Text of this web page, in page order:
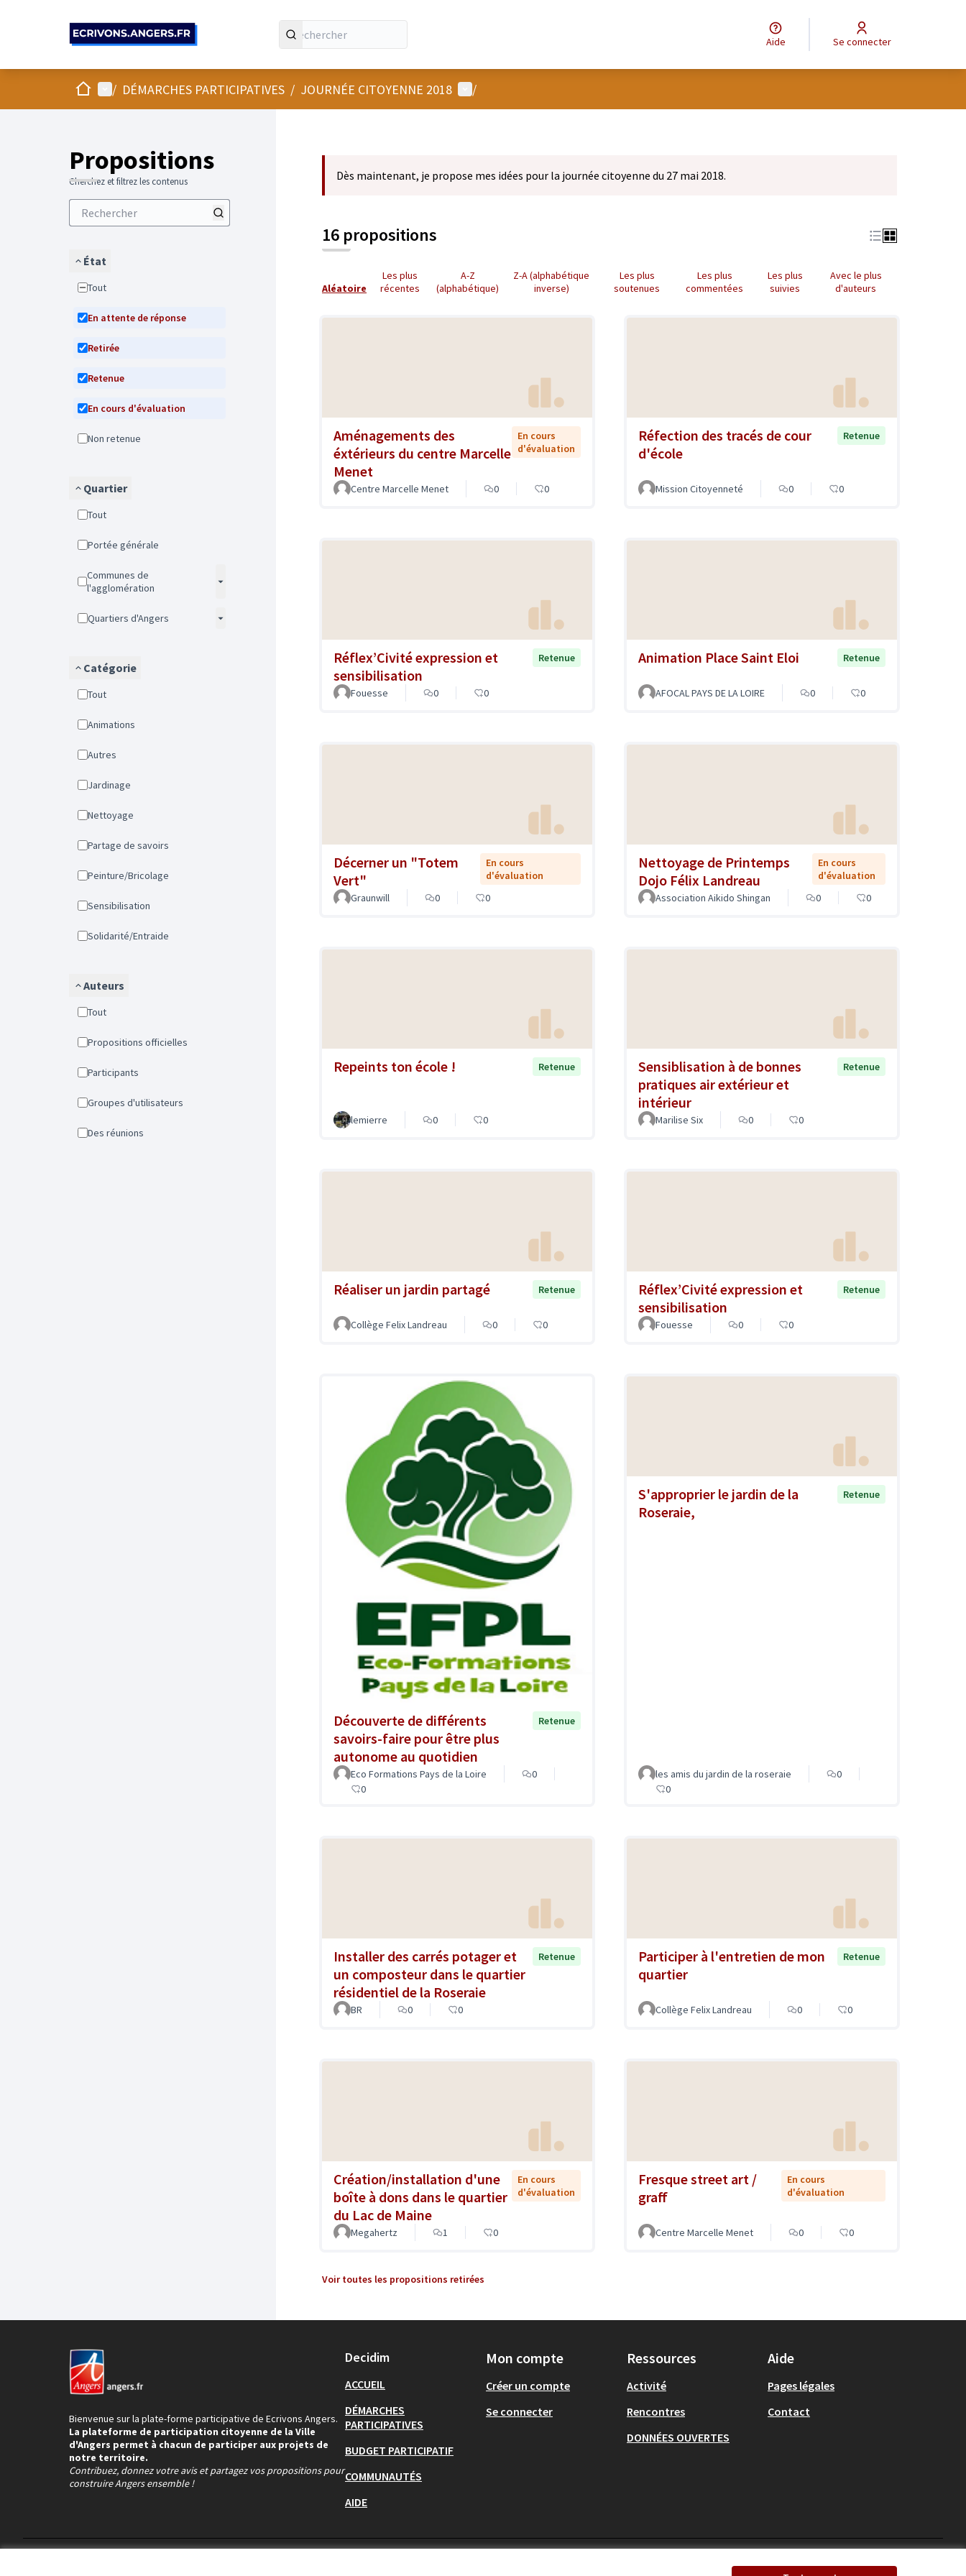
Aide Se connecter
AccueilMenu principal
/ DÉMARCHES PARTICIPATIVES / JOURNÉE CITOYENNE 2018 Menu utilisateur
/
Propositions
Cherchez et filtrez les contenus
État
Tout
En attente de réponse
Retirée
Retenue
En cours d'évaluation
Non retenue
Quartier
Tout
Portée générale
Communes de
l'agglomération
Quartiers d'Angers
Catégorie
Tout
Animations
Autres
Jardinage
Nettoyage
Partage de savoirs
Peinture/Bricolage
Sensibilisation
Solidarité/Entraide
Auteurs
Tout
Propositions officielles
Participants
Groupes d'utilisateurs
Des réunions
Dès maintenant, je propose mes idées pour la journée citoyenne du 27 mai 2018.
16 propositions
Aléatoire
Les plus
récentes
A-Z
(alphabétique)
Z-A (alphabétique
inverse)
Les plus
soutenues
Les plus
commentées
Les plus
suivies
Avec le plus
d'auteurs
Aménagements des
éxtérieurs du centre Marcelle
Menet
En cours
d'évaluation
Centre Marcelle Menet 0 0
Réfection des tracés de cour
d'école
Retenue
Mission Citoyenneté 0 0
Réflex’Civité expression et
sensibilisation
Retenue
Fouesse 0 0
Animation Place Saint Eloi Retenue
AFOCAL PAYS DE LA LOIRE 0 0
Décerner un "Totem
Vert"
En cours
d'évaluation
Graunwill
0 0
Nettoyage de Printemps
Dojo Félix Landreau
En cours
d'évaluation
Association Aikido Shingan
0 0
Repeints ton école ! Retenue
lemierre 0 0
Sensiblisation à de bonnes
pratiques air extérieur et
intérieur
Retenue
Marilise Six 0 0
Réaliser un jardin partagé Retenue
Collège Felix Landreau 0 0
Réflex’Civité expression et
sensibilisation
Retenue
Fouesse 0 0
Découverte de différents
savoirs-faire pour être plus
autonome au quotidien
Retenue
Eco Formations Pays de la Loire
0
0
S'approprier le jardin de la
Roseraie,
Retenue
les amis du jardin de la roseraie
0
0
Installer des carrés potager et
un composteur dans le quartier
résidentiel de la Roseraie
Retenue
BR 0 0
Participer à l'entretien de mon
quartier
Retenue
Collège Felix Landreau 0 0
Création/installation d'une
boîte à dons dans le quartier
du Lac de Maine
En cours
d'évaluation
Megahertz 1 0
Fresque street art /
graff
En cours
d'évaluation
Centre Marcelle Menet 0 0
Voir toutes les propositions retirées
Bienvenue sur la plate-forme participative de Ecrivons Angers.
La plateforme de participation citoyenne de la Ville
d'Angers permet à chacun de participer aux projets de
notre territoire.
Contribuez, donnez votre avis et partagez vos propositions pour
construire Angers ensemble !
Decidim
ACCUEIL
DÉMARCHES
PARTICIPATIVES
BUDGET PARTICIPATIF
COMMUNAUTÉS
AIDE
Mon compte
Créer un compte
Se connecter
Ressources
Activité
Rencontres
DONNÉES OUVERTES
Aide
Pages légales
Contact